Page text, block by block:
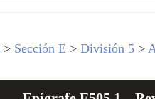
> Sección E >División 5 >